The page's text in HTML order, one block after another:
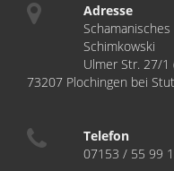
Adresse
Schimkowski
Ulmer Str. 27/1
73207 Plochingen bei
Telefon
07153 / 55 99